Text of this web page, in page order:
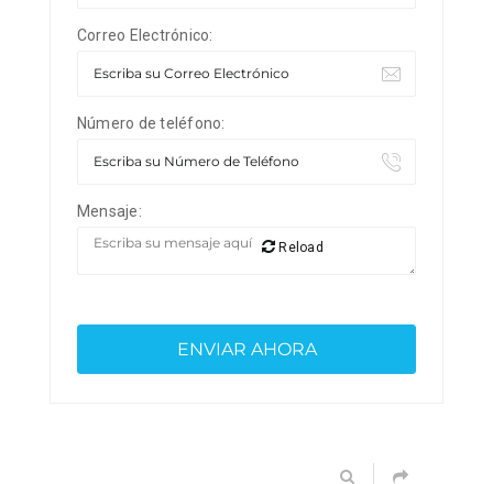
Correo Electrónico:
Número de teléfono:
Mensaje:
Reload